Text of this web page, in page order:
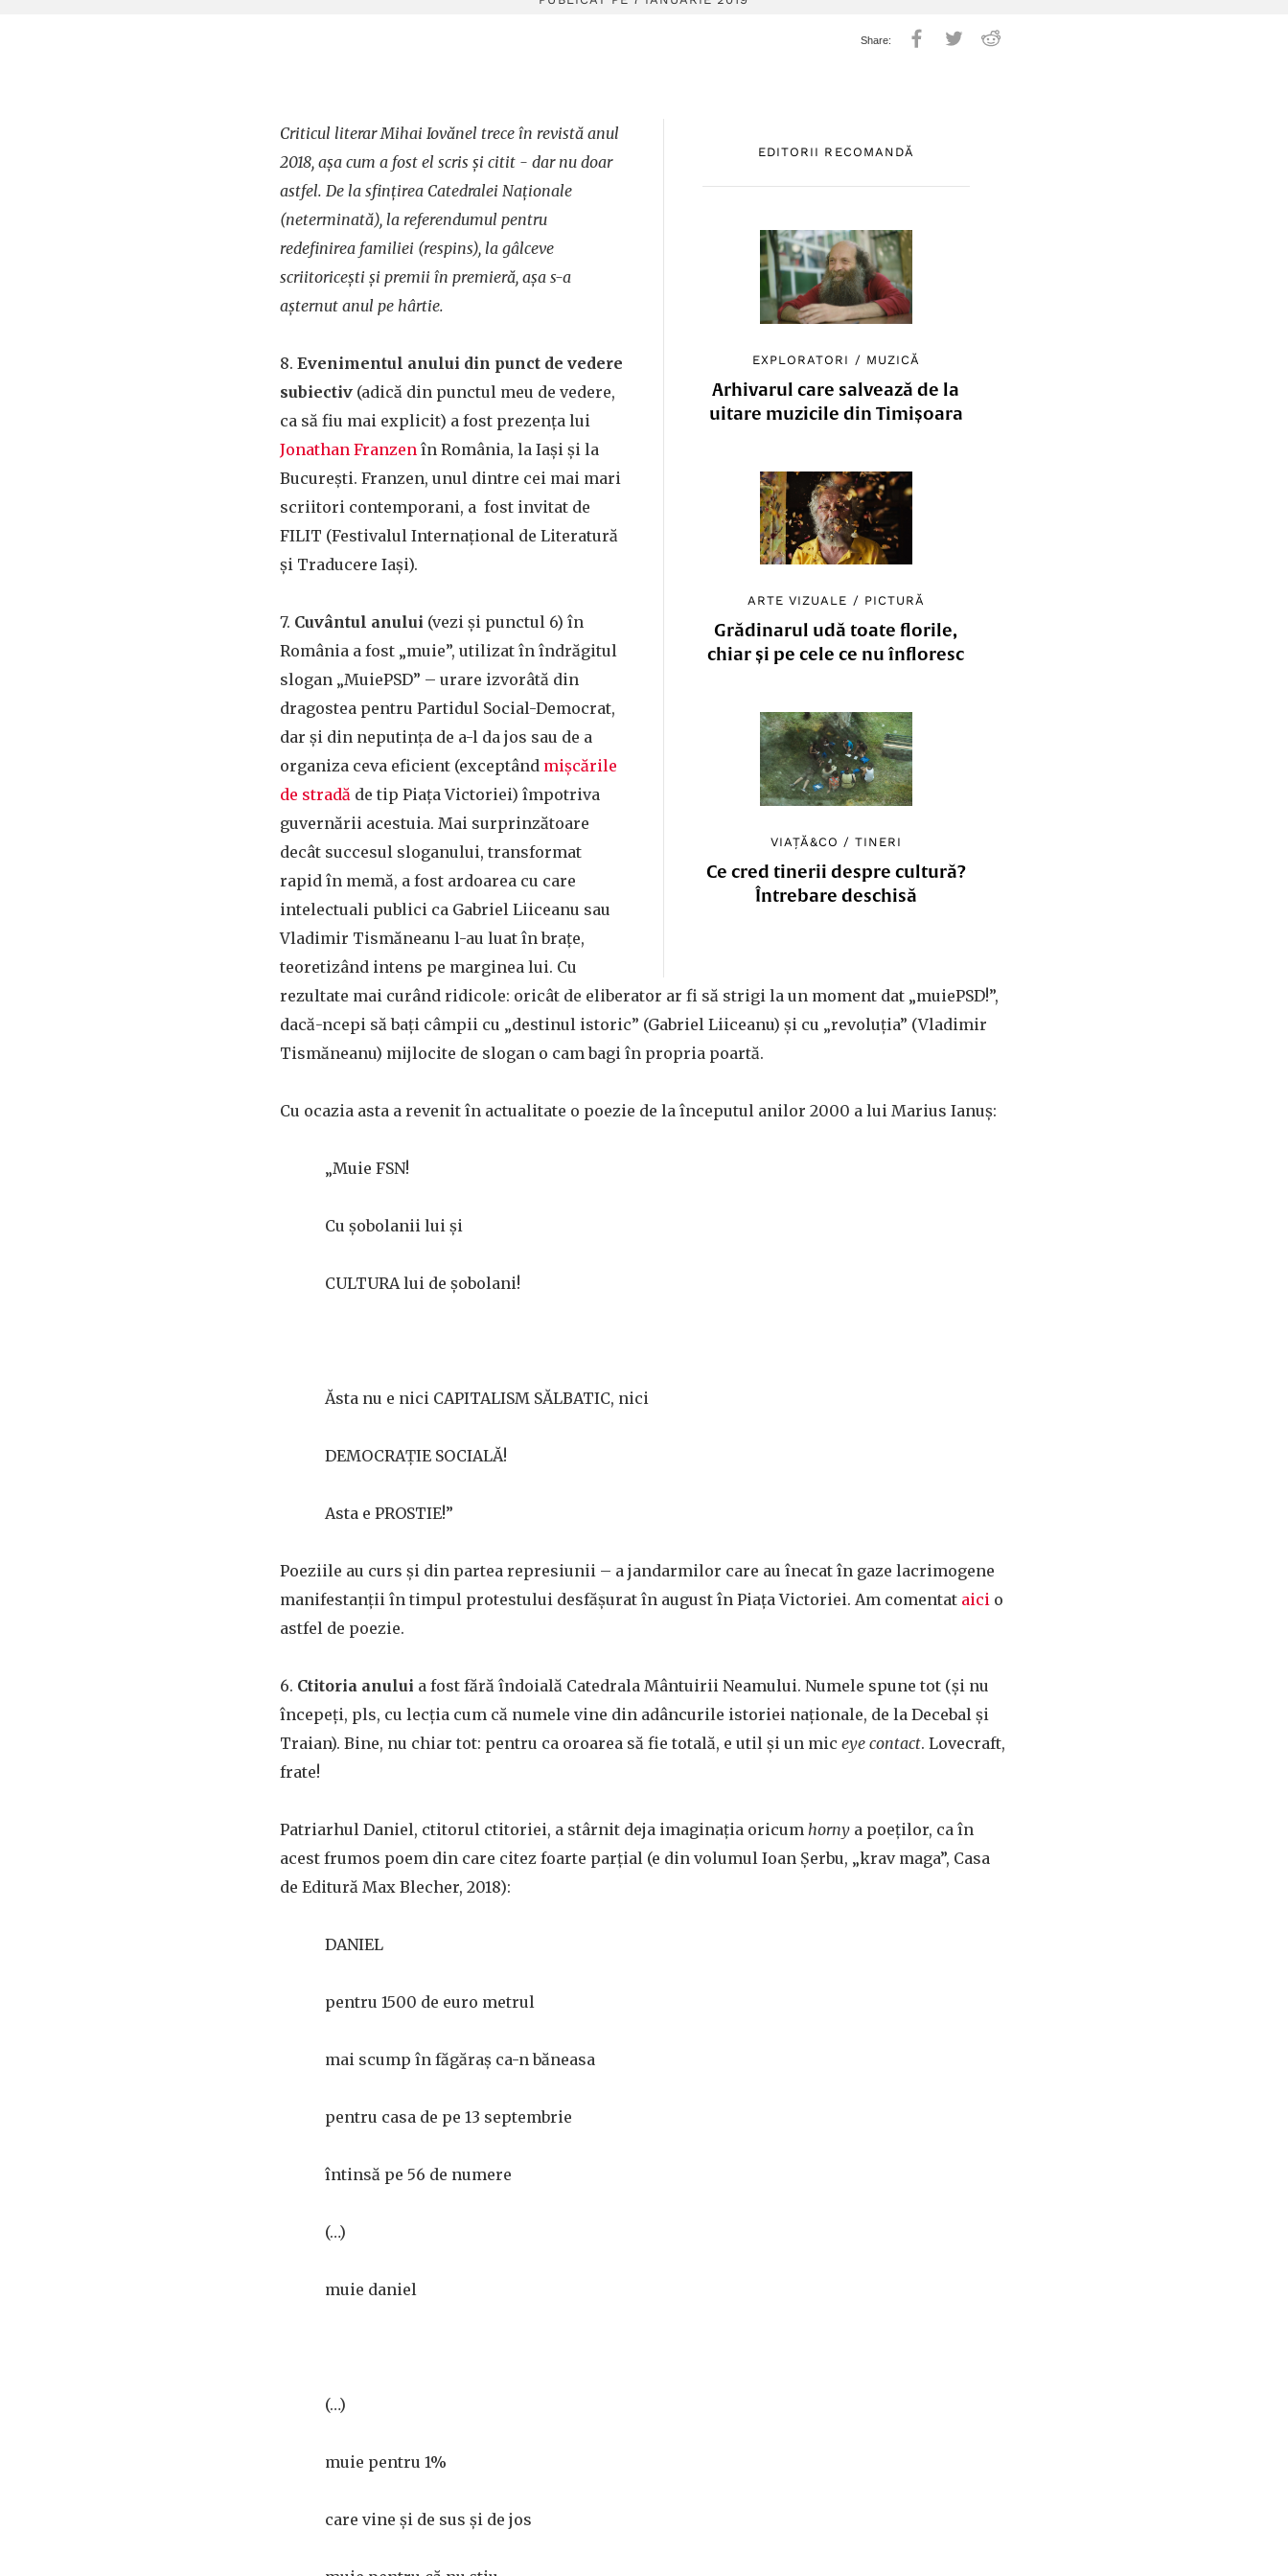
EDITORII RECOMANDĂ
EXPLORATORI / MUZICĂ
Arhivarul care salvează de la
uitare muzicile din Timișoara
ARTE VIZUALE / PICTURĂ
Grădinarul udă toate florile,
chiar și pe cele ce nu înfloresc
VIAȚĂ&CO /TINERI
Ce cred tinerii despre cultură?
Întrebare deschisă
Criticul literar Mihai Iovănel trece în revistă anul
2018, așa cum a fost el scris și citit - dar nu doar
astfel. De la sfințirea Catedralei Naționale
(neterminată), la referendumul pentru
redefinirea familiei (respins), la gâlceve
scriitoricești și premii în premieră, așa s-a
așternut anul pe hârtie.
8. Evenimentul anului din punct de vedere
subiectiv (adică din punctul meu de vedere,
ca să fiu mai explicit) a fost prezența lui
Jonathan Franzen în România, la Iași și la
București. Franzen, unul dintre cei mai mari
scriitori contemporani, a fost invitat de
FILIT (Festivalul Internațional de Literatură
și Traducere Iași).
7. Cuvântul anului (vezi și punctul 6) în
România a fost „muie”, utilizat în îndrăgitul
slogan „MuiePSD” – urare izvorâtă din
dragostea pentru Partidul Social-Democrat,
dar și din neputința de a-l da jos sau de a
organiza ceva eficient (exceptând mișcările
de stradă de tip Piața Victoriei) împotriva
guvernării acestuia. Mai surprinzătoare
decât succesul sloganului, transformat
rapid în memă, a fost ardoarea cu care
intelectuali publici ca Gabriel Liiceanu sau
Vladimir Tismăneanu l-au luat în brațe,
teoretizând intens pe marginea lui. Cu
rezultate mai curând ridicole: oricât de eliberator ar fi să strigi la un moment dat „muiePSD!”,
dacă-ncepi să bați câmpii cu „destinul istoric” (Gabriel Liiceanu) și cu „revoluția” (Vladimir
Tismăneanu) mijlocite de slogan o cam bagi în propria poartă.
Cu ocazia asta a revenit în actualitate o poezie de la începutul anilor 2000 a lui Marius Ianuș:
„Muie FSN!
Cu șobolanii lui și
CULTURA lui de șobolani!
Ăsta nu e nici CAPITALISM SĂLBATIC, nici
DEMOCRAȚIE SOCIALĂ!
Asta e PROSTIE!”
Poeziile au curs și din partea represiunii – a jandarmilor care au înecat în gaze lacrimogene
manifestanții în timpul protestului desfășurat în august în Piața Victoriei. Am comentat aici o
astfel de poezie.
6. Ctitoria anului a fost fără îndoială Catedrala Mântuirii Neamului. Numele spune tot (și nu
începeți, pls, cu lecția cum că numele vine din adâncurile istoriei naționale, de la Decebal și
Traian). Bine, nu chiar tot: pentru ca oroarea să fie totală, e util și un mic eye contact. Lovecraft,
frate!
Patriarhul Daniel, ctitorul ctitoriei, a stârnit deja imaginația oricum horny a poeților, ca în
acest frumos poem din care citez foarte parțial (e din volumul Ioan Șerbu, „krav maga”, Casa
de Editură Max Blecher, 2018):
DANIEL
pentru 1500 de euro metrul
mai scump în făgăraș ca-n băneasa
pentru casa de pe 13 septembrie
întinsă pe 56 de numere
(…)
muie daniel
(…)
muie pentru 1%
care vine și de sus și de jos